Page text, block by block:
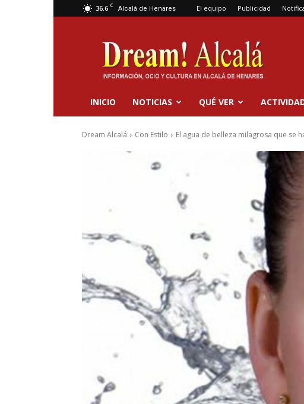
36.6 C Alcalá de Henares El equipo Publicidad
Dream
Alcalá
INICIO NOTICIAS QUÉ VER
Dream Alcalá Con Estilo El agua de belleza milagrosa que se